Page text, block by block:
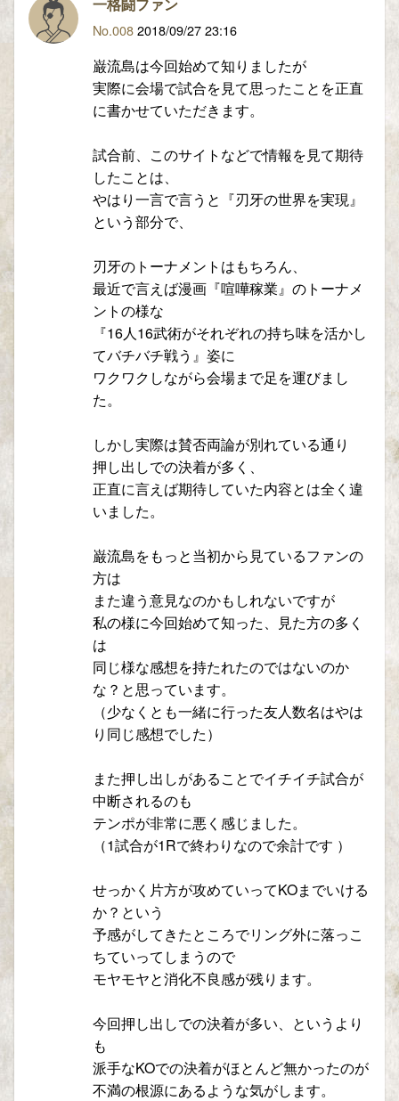
一格闘ファン
No.0082018/09/27 23:16
巌流島は今回始めて知りましたが
実際に会場で試合を見て思ったことを正直
に書かせていただきます。
試合前、このサイトなどで情報を見て期待
したことは、
やはり一言で言うと『刃牙の世界を実現』
という部分で、
刃牙のトーナメントはもちろん、
最近で言えば漫画『喧嘩稼業』のトーナメ
ントの様な
『16人16武術がそれぞれの持ち味を活かし
てバチバチ戦う』姿に
ワクワクしながら会場まで足を運びまし
た。
しかし実際は賛否両論が別れている通り
押し出しでの決着が多く、
正直に言えば期待していた内容とは全く違
いました。
巌流島をもっと当初から見ているファンの
方は
また違う意見なのかもしれないですが
私の様に今回始めて知った、見た方の多く
は
同じ様な感想を持たれたのではないのか
な？と思っています。
（少なくとも一緒に行った友人数名はやは
り同じ感想でした）
また押し出しがあることでイチイチ試合が
中断されるのも
テンポが非常に悪く感じました。
（1試合が1Rで終わりなので余計です ）
せっかく片方が攻めていってKOまでいける
か？という
予感がしてきたところでリング外に落っこ
ちていってしまうので
モヤモヤと消化不良感が残ります。
今回押し出しでの決着が多い、というより
も
派手なKOでの決着がほとんど無かったのが
不満の根源にあるような気がします。